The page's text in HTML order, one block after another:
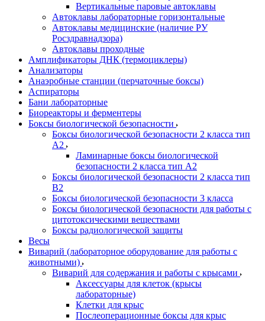
Вертикальные паровые автоклавы
Автоклавы лабораторные горизонтальные
Автоклавы медицинские (наличие РУ
Росздравнадзора)
Автоклавы проходные
Амплификаторы ДНК (термоциклеры)
Анализаторы
Анаэробные станции (перчаточные боксы)
Аспираторы
Бани лабораторные
Биореакторы и ферментеры
Боксы биологической безопасности
Боксы биологической безопасности 2 класса тип
A2
Ламинарные боксы биологической
безопасности 2 класса тип A2
Боксы биологической безопасности 2 класса тип
B2
Боксы биологической безопасности 3 класса
Боксы биологической безопасности для работы с
цитотоксическими веществами
Боксы радиологической защиты
Весы
Виварий (лабораторное оборудование для работы с
животными)
Виварий для содержания и работы с крысами
Аксессуары для клеток (крысы
лабораторные)
Клетки для крыс
Послеоперационные боксы для крыс